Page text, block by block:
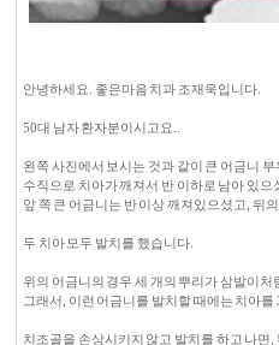
안녕하세요. 좋은마음 치과 조재욱입니다.
50대 남자 환자분이시고요..
왼쪽 사진에서 보시는 것과 같이 큰 어금니
수직으로 치아가 깨져서 반 이하로 남아 있으
앞 쪽 큰 어금니는 반 이상 깨져있으셨고, 뒤
두 치아 모두 발치를 했습니다.
위의 어금니의 경우 세 개의 뿌리가 삼발이
그래서, 이런 어금니를 발치할 때에는 치아
치조골을 손상시키지 않고 발치를 하고 나면